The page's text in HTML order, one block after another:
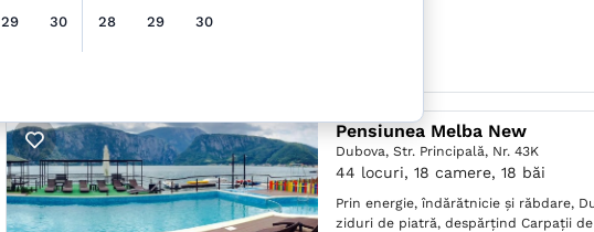
Pensiunea Melba New
Dubova,Str. Principală, Nr. 43K
44 locuri, 18 camere, 18 băi
Prin energie, îndărătnicie și răbdare,
ziduri de piatră, despărțind Carpații
29 30 28 29 30